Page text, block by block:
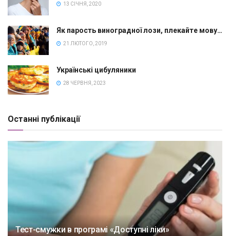
13 СІЧНЯ, 2020
Як парость виноградної лози, плекайте мову…
21 ЛЮТОГО, 2019
Українські цибуляники
28 ЧЕРВНЯ, 2023
Останні публікації
Тест-смужки в програмі «Доступні ліки»